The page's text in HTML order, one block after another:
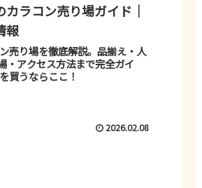
ラコン売り場ガイド｜
報
売り場を徹底解説。品揃え・人
・アクセス方法まで完全ガイ
買うならここ！
2026.02.08